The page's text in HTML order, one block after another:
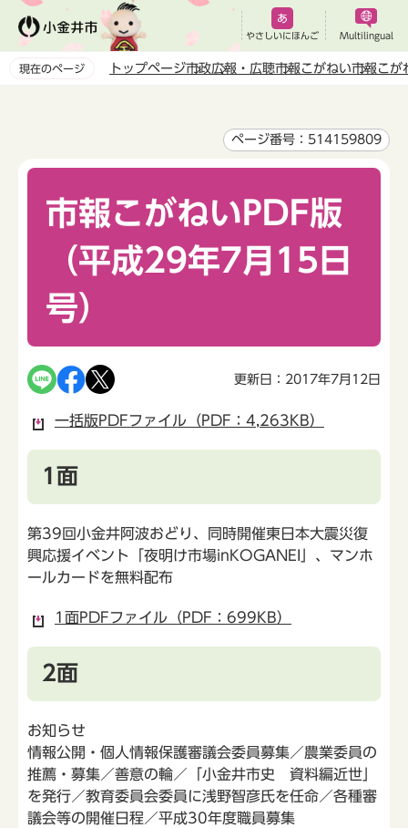
ペ
やさしいにほんご Multilingual
現在のページ トップページ市政広報・広聴市報こがねい市報こが
ページ番号：514159809
市報こがねいPDF版
（平成29年7月15日
号）
更新日：2017年7月12日
一括版PDFファイル（PDF：4,263KB）
1面
第39回小金井阿波おどり、同時開催東日本大震災復
興応援イベント「夜明け市場inKOGANEI」、マンホ
ールカードを無料配布
1面PDFファイル（PDF：699KB）
2面
お知らせ
情報公開・個人情報保護審議会委員募集／農業委員の
推薦・募集／善意の輪／「小金井市史 資料編近世」
を発行／教育委員会委員に浅野智彦氏を任命／各種審
議会等の開催日程／平成30年度職員募集